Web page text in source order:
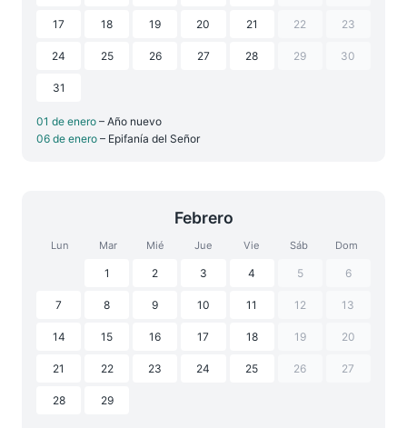
17 18 19 20 21 22 23
24 25 26 27 28 29 30
31
01 de enero – Año nuevo
06 de enero – Epifanía del Señor
Febrero
Lun Mar Mié Jue Vie Sáb Dom
1 2 3 4 5 6
7 8 9 10 11 12 13
14 15 16 17 18 19 20
21 22 23 24 25 26 27
28 29